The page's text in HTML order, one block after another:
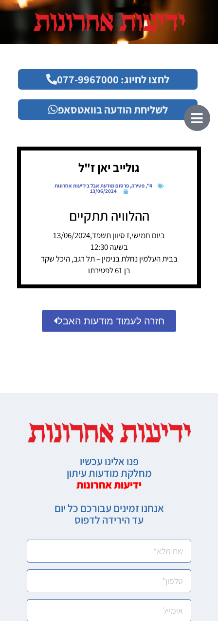
לחצו לחיוג: 077-9967000
לשליחת הודעה בוואטסאפ
גולייב יאן ז"ל
4"
,פטירה,פרסום מודעת אבל בידיעות אחרונות
13/06/2024
ההלוויה תתקיים
ביום חמישי,ז סיוון תשפד,13/06/2024
בשעה 12:30
בבית העלמין נחלת בנימין – תל רגב, היכל שקד
בן 61 לפטירתו
חזרה לעמוד מודעות האבל
פנו אלינו עכשיו
מחלקת מודעות עיתון
ידיעות אחרונות
אנחנו זמינים עבורכם כל יום
עד הירידה לדפוס